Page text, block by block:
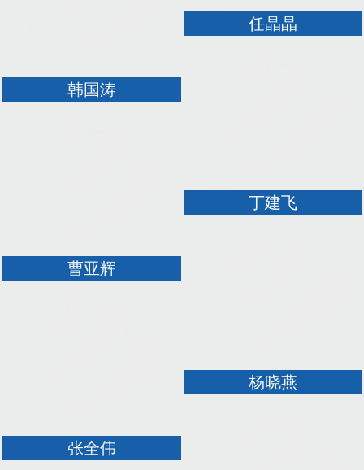
韩国涛
曹亚辉
张全伟
任晶晶
丁建飞
杨晓燕